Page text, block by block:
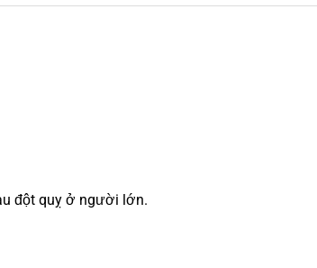
đột quỵ ở người lớn.